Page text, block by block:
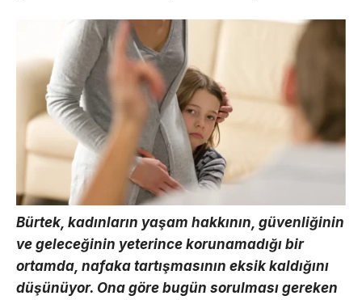
Bürtek, kadınların yaşam hakkının, güvenliğinin
ve geleceğinin yeterince korunamadığı bir
ortamda, nafaka tartışmasının eksik kaldığını
düşünüyor. Ona göre bugün sorulması gereken